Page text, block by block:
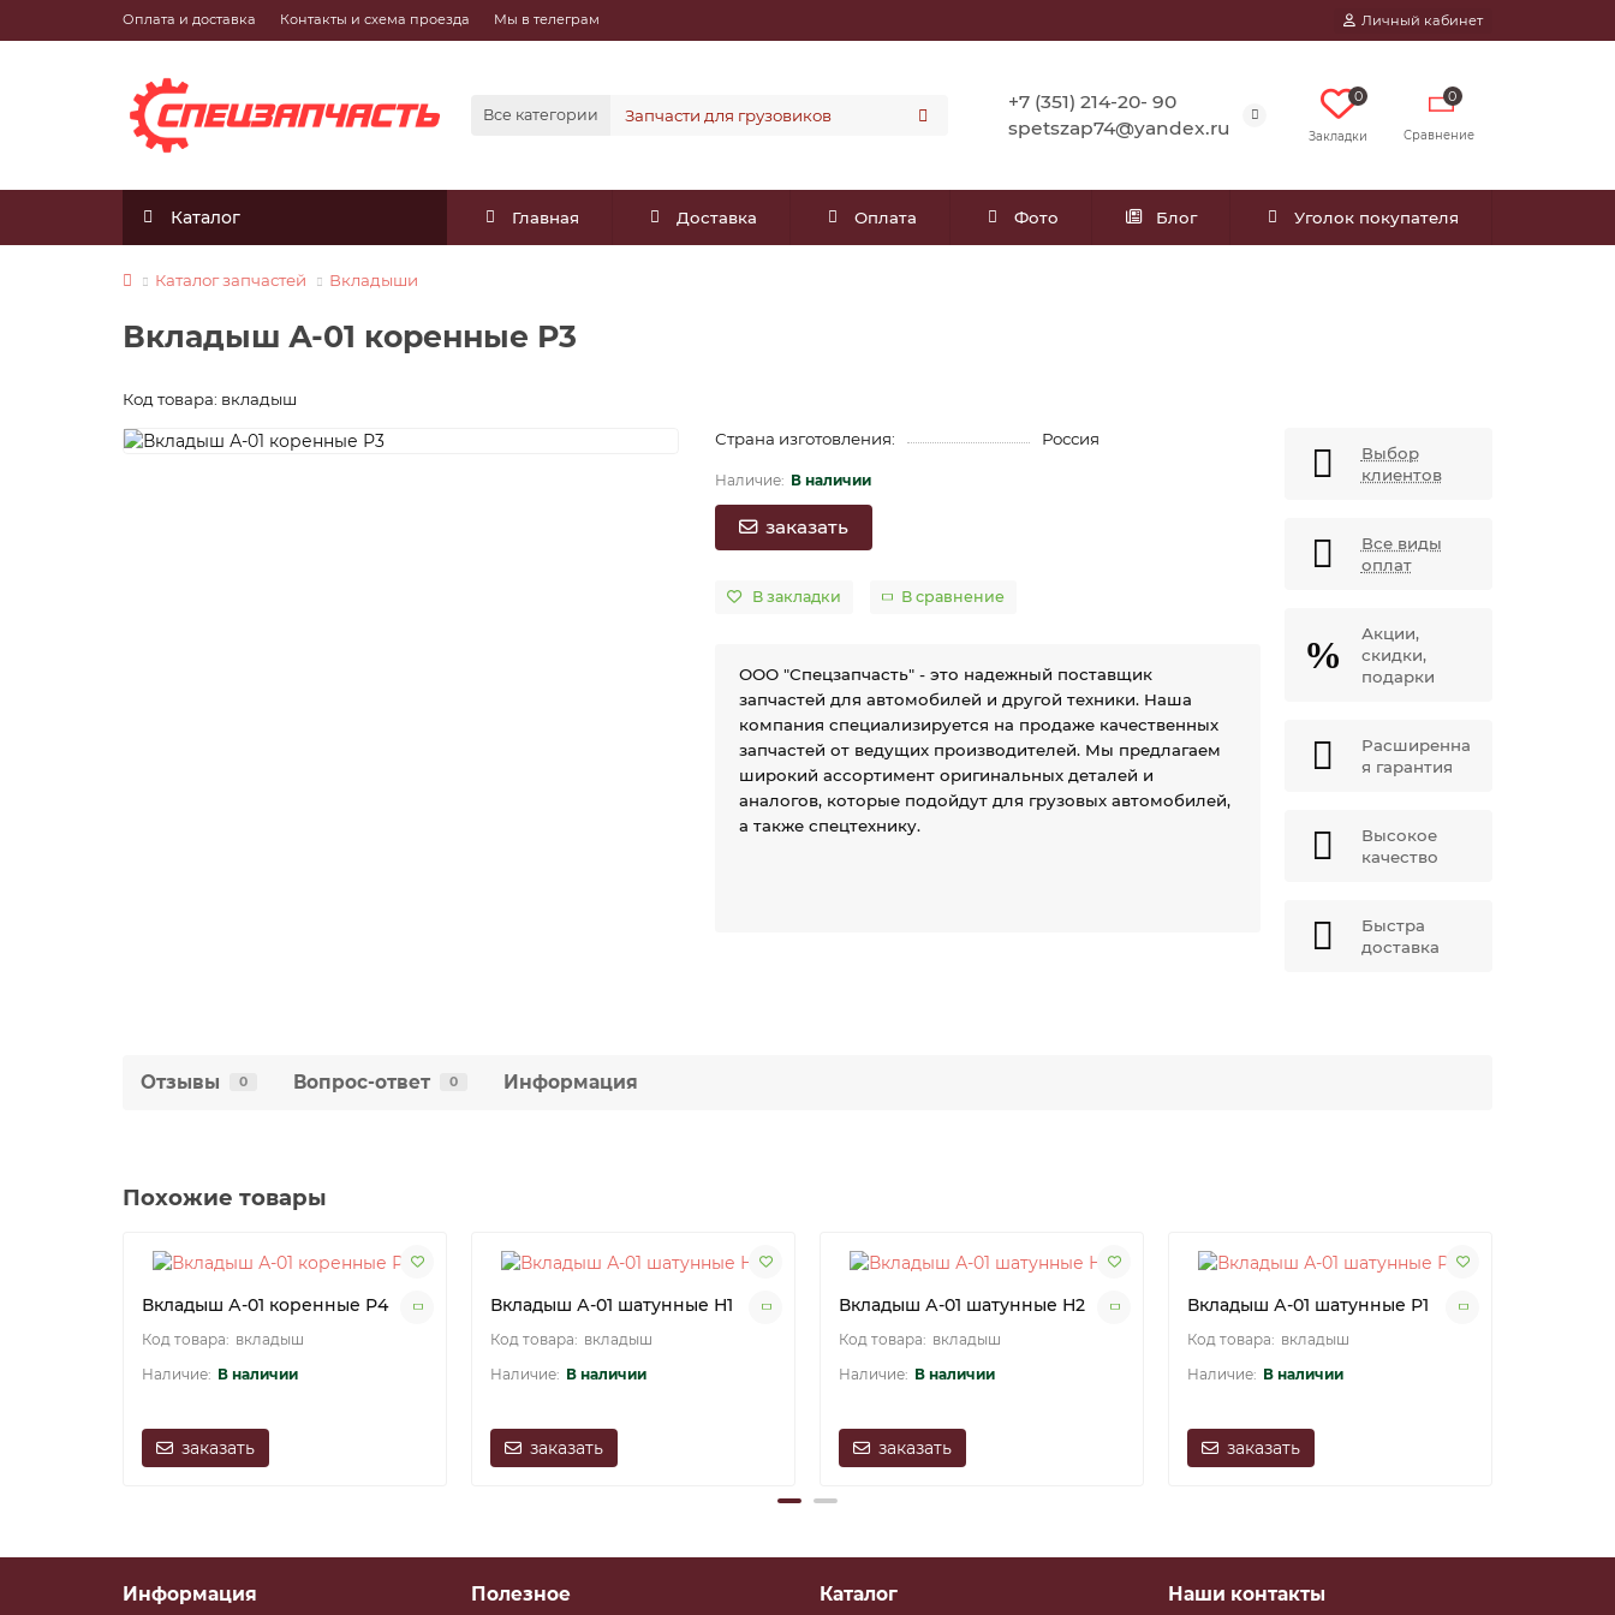
Оплата и доставка Контакты и схема проезда Мы в телеграм Личный кабинет
Все категории
+7 (351) 214-20- 90
spetszap74@yandex.ru
0
Закладки
0
Сравнение
Каталог Главная Доставка Оплата Фото Блог Уголок покупателя
Каталог запчастей Вкладыши
Вкладыш А-01 коренные Р3
Код товара: вкладыш
Страна изготовления: Россия
В наличии
заказать
В закладки В сравнение
ООО "Спецзапчасть" - это надежный поставщик
запчастей для автомобилей и другой техники. Наша
компания специализируется на продаже качественных
запчастей от ведущих производителей. Мы предлагаем
широкий ассортимент оригинальных деталей и
аналогов, которые подойдут для грузовых автомобилей,
а также спецтехнику.
Выбор
клиентов
Все виды
оплат
Акции,
скидки,
подарки
Расширенна
я гарантия
Высокое
качество
Быстра
доставка
Отзывы 0 Вопрос-ответ 0 Информация
Похожие товары
Вкладыш А-01 коренные Р4
вкладыш
В наличии
заказать
Вкладыш А-01 шатунные Н1
вкладыш
В наличии
заказать
Вкладыш А-01 шатунные Н2
вкладыш
В наличии
заказать
Вкладыш А-01 шатунные Р1
вкладыш
В наличии
заказать
Информация Полезное Каталог Наши контакты